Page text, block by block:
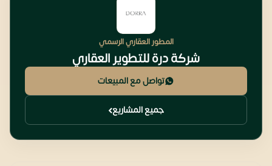
المطور العقاري الرسمي
شركة درة للتطوير العقاري
تواصل مع المبيعات
جميع المشاريع